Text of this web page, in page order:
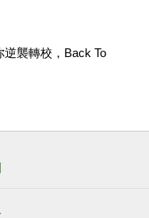
襲轉校，Back To